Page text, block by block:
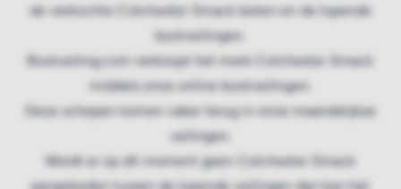
de verkochte Colchester Smack boten en de lopende
bootveilingen.
Bootveiling.com verkoopt het merk Colchester Smack
middels onze online bootveilingen.
Deze schepen komen vaker terug in onze maandelijkse
veilingen.
Wordt er op dit moment geen Colchester Smack